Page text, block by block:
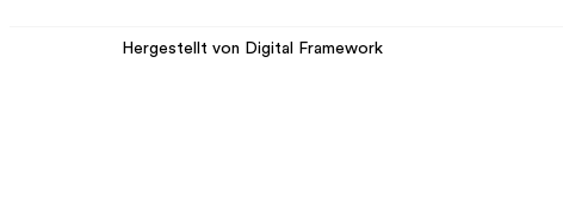
Hergestellt von Digital Framework